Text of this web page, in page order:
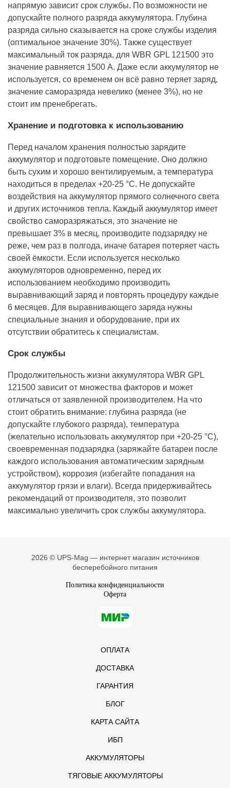
напрямую зависит срок службы. По возможности не
допускайте полного разряда аккумулятора. Глубина
разряда сильно сказывается на сроке службы изделия
(оптимальное значение 30%). Также существует
максимальный ток разряда, для WBR GPL 121500 это
значение равняется 1500 А. Даже если аккумулятор не
используется, со временем он всё равно теряет заряд,
значение саморазряда невелико (менее 3%), но не
стоит им пренебрегать.
Хранение и подготовка к использованию
Перед началом хранения полностью зарядите
аккумулятор и подготовьте помещение. Оно должно
быть сухим и хорошо вентилируемым, а температура
находиться в пределах +20-25 °С. Не допускайте
воздействия на аккумулятор прямого солнечного света
и других источников тепла. Каждый аккумулятор имеет
свойство саморазряжаться, это значение не
превышает 3% в месяц, производите подзарядку не
реже, чем раз в полгода, иначе батарея потеряет часть
своей ёмкости. Если используется несколько
аккумуляторов одновременно, перед их
использованием необходимо производить
выравнивающий заряд и повторять процедуру каждые
6 месяцев. Для выравнивающего заряда нужны
специальные знания и оборудование, при их
отсутствии обратитесь к специалистам.
Срок службы
Продолжительность жизни аккумулятора WBR GPL
121500 зависит от множества факторов и может
отличаться от заявленной производителем. На что
стоит обратить внимание: глубина разряда (не
допускайте глубокого разряда), температура
(желательно использовать аккумулятор при +20-25 °С),
своевременная подзарядка (заряжайте батареи после
каждого использования автоматическим зарядным
устройством), коррозия (избегайте попадания на
аккумулятор грязи и влаги). Всегда придерживайтесь
рекомендаций от производителя, это позволит
максимально увеличить срок службы аккумулятора.
2026 © UPS-Mag — интернет магазин источников
бесперебойного питания
Политика конфиденциальности
Оферта
ОПЛАТА
ДОСТАВКА
ГАРАНТИЯ
БЛОГ
КАРТА САЙТА
ИБП
АККУМУЛЯТОРЫ
ТЯГОВЫЕ АККУМУЛЯТОРЫ